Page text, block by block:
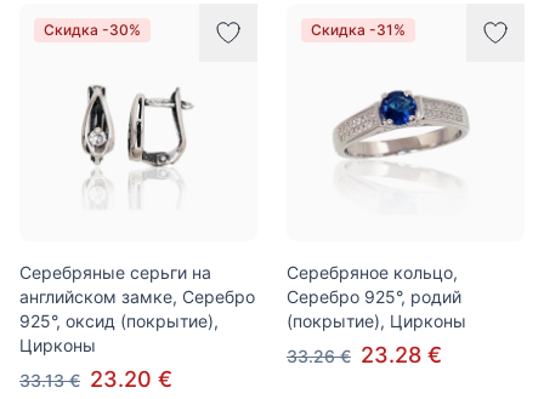
Скидка -30%
Серебряные серьги на
английском замке, Серебро
925°, оксид (покрытие),
Цирконы
33.13 € 23.20 €
Скидка -31%
Серебряное кольцо,
Серебро 925°, родий
(покрытие), Цирконы
33.26 € 23.28 €